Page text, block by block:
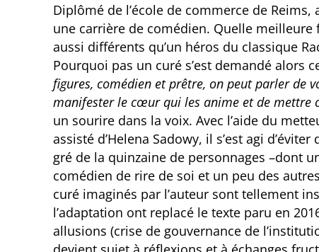
Diplômé de l’école de commerce de
une carrière de comédien. Quelle meilleure
aussi différents qu’un héros du classique
Pourquoi pas un curé s’est demandé alors
figures, comédien et prêtre, on peut parler de
manifester le cœur qui les anime et de mettre
un sourire dans la voix. Avec l’aide du
assisté d’Helena Sadowy, il s’est agi
gré de la quinzaine de personnages –dont
comédien de rire de soi et un peu des
curé imaginés par l’auteur sont tellement
l’adaptation ont replacé le texte paru en
allusions (crise de gouvernance de